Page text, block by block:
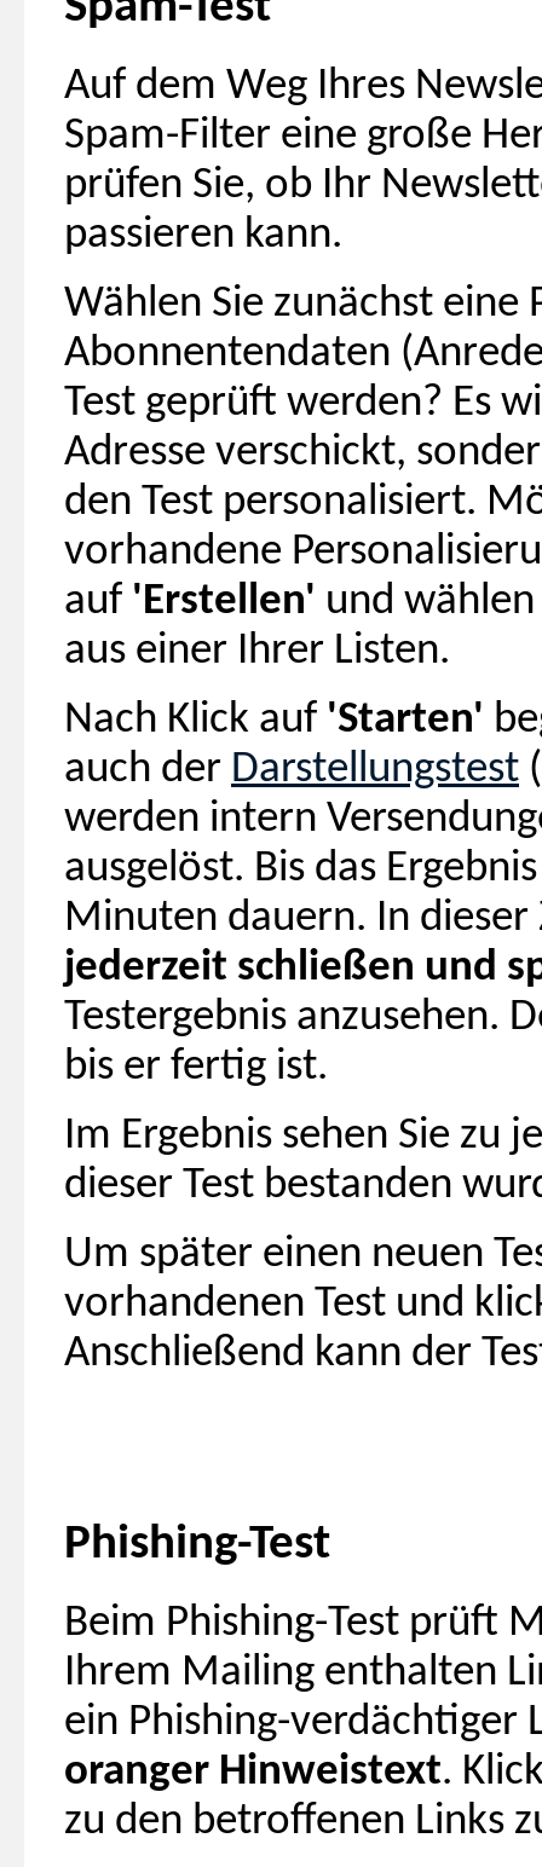
Auf dem Weg Ihres
Spam-Filter eine große
prüfen Sie, ob Ihr
passieren kann.
Wählen Sie zunächst eine
Abonnentendaten
Test geprüft werden? Es
Adresse verschickt,
den Test personalisiert.
vorhandene
auf 'Erstellen' und
aus einer Ihrer Listen.
Nach Klick auf 'Starten'
auch der Darstellungstest
werden intern
ausgelöst. Bis das
Minuten dauern. In dieser
jederzeit schließen und
Testergebnis anzusehen.
bis er fertig ist.
Im Ergebnis sehen Sie zu
dieser Test bestanden
Um später einen neuen
vorhandenen Test und
Anschließend kann der
Phishing-Test
Beim Phishing-Test prüft
Ihrem Mailing enthalten
ein Phishing-verdächtiger
oranger Hinweistext.
zu den betroffenen Links